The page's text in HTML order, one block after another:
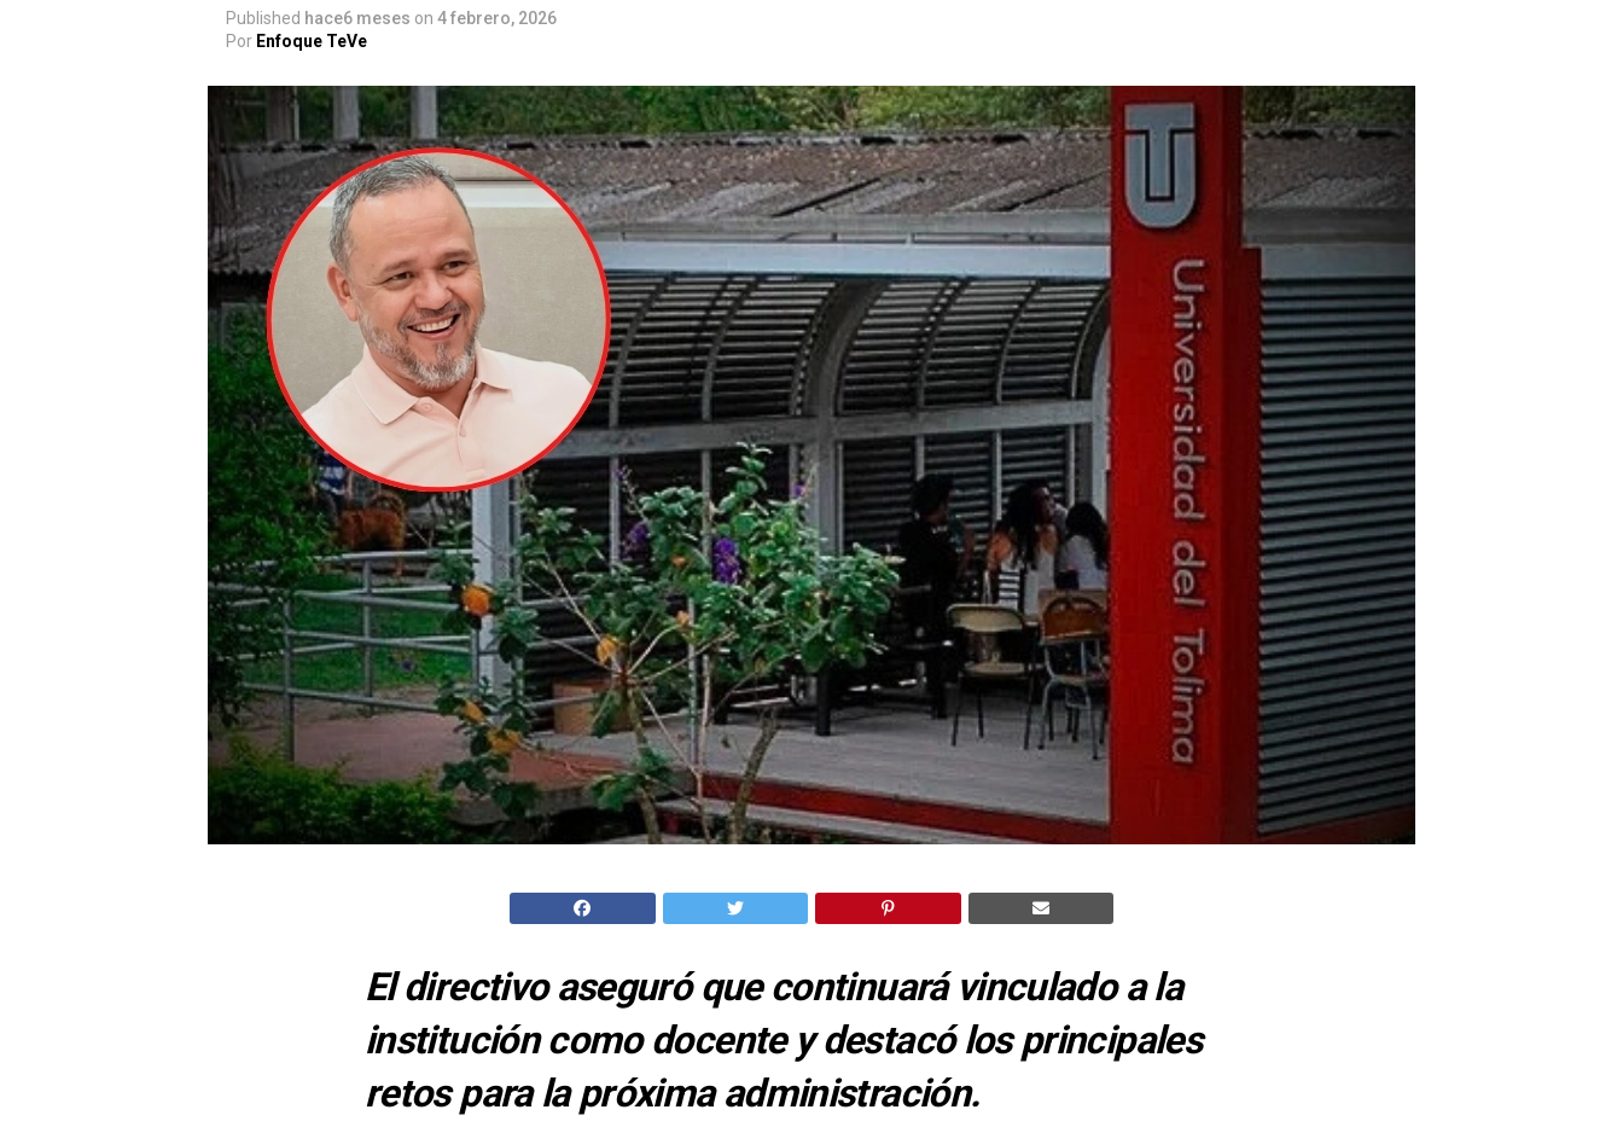
Published hace6 meses on 4 febrero, 2026
Por Enfoque TeVe
El directivo aseguró que continuará vinculado a la
institución como docente y destacó los principales
retos para la próxima administración.